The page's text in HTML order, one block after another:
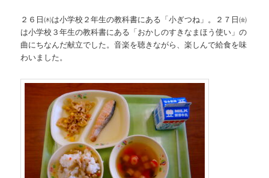
２６日㈭は小学校２年生の教科書にある「小ぎつね」。２７日㈮
は小学校３年生の教科書にある「おかしのすきなまほう使い」の
曲にちなんだ献立でした。音楽を聴きながら、楽しんで給食を味
わいました。